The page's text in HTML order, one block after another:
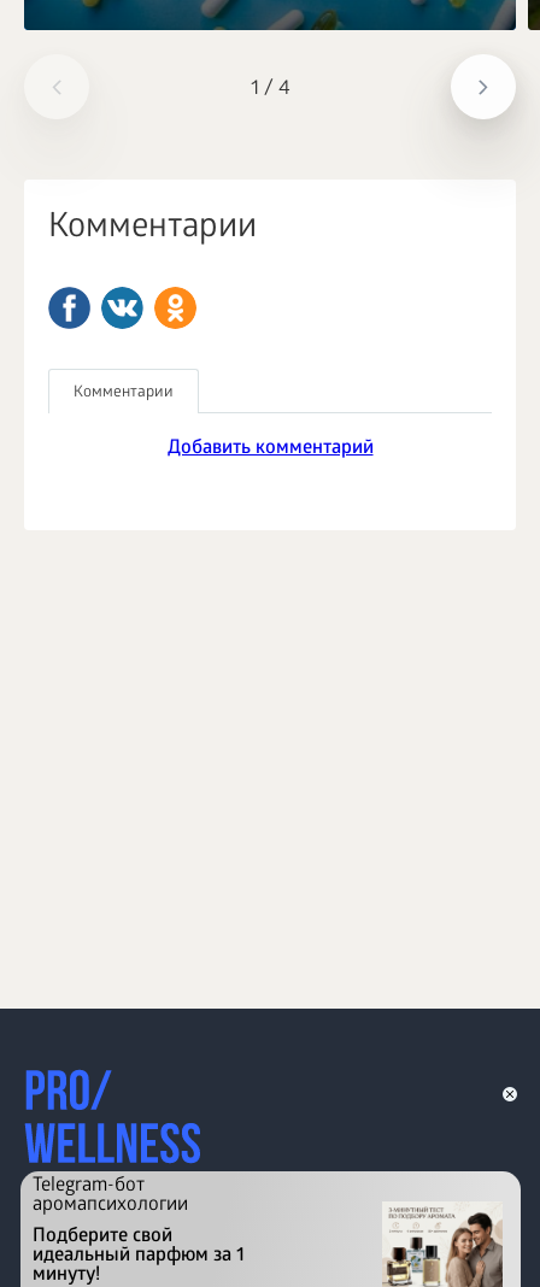
1 / 4
Комментарии
Комментарии
Добавить комментарий
Telegram-бот
аромапсихологии
Подберите свой
идеальный парфюм за 1
минуту!